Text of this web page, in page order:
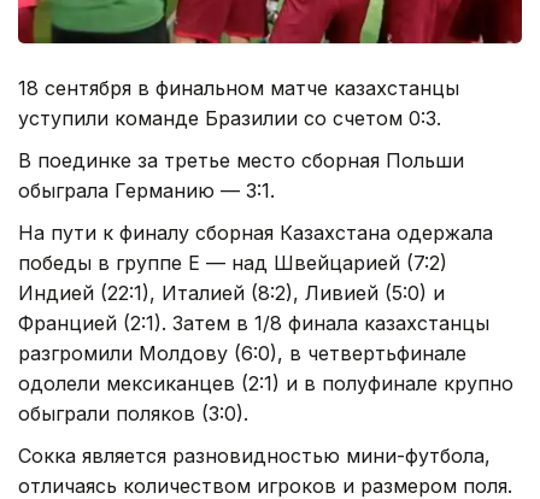
18 сентября в финальном матче казахстанцы
уступили команде Бразилии со счетом 0:3.
В поединке за третье место сборная Польши
обыграла Германию — 3:1.
На пути к финалу сборная Казахстана одержала
победы в группе E — над Швейцарией (7:2)
Индией (22:1), Италией (8:2), Ливией (5:0) и
Францией (2:1). Затем в 1/8 финала казахстанцы
разгромили Молдову (6:0), в четвертьфинале
одолели мексиканцев (2:1) и в полуфинале крупно
обыграли поляков (3:0).
Сокка является разновидностью мини-футбола,
отличаясь количеством игроков и размером поля.